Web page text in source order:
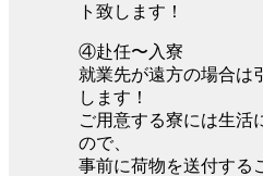
ト致します！
④赴任〜入寮
就業先が遠方の場合は
します！
ご用意する寮には生活
ので、
事前に荷物を送付する